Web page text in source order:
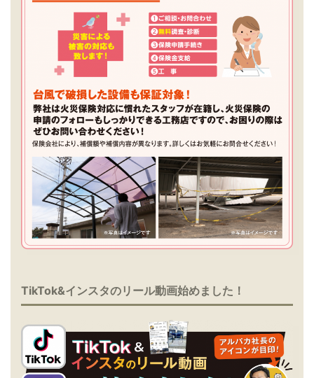
TikTok&インスタのリール動画始めました！